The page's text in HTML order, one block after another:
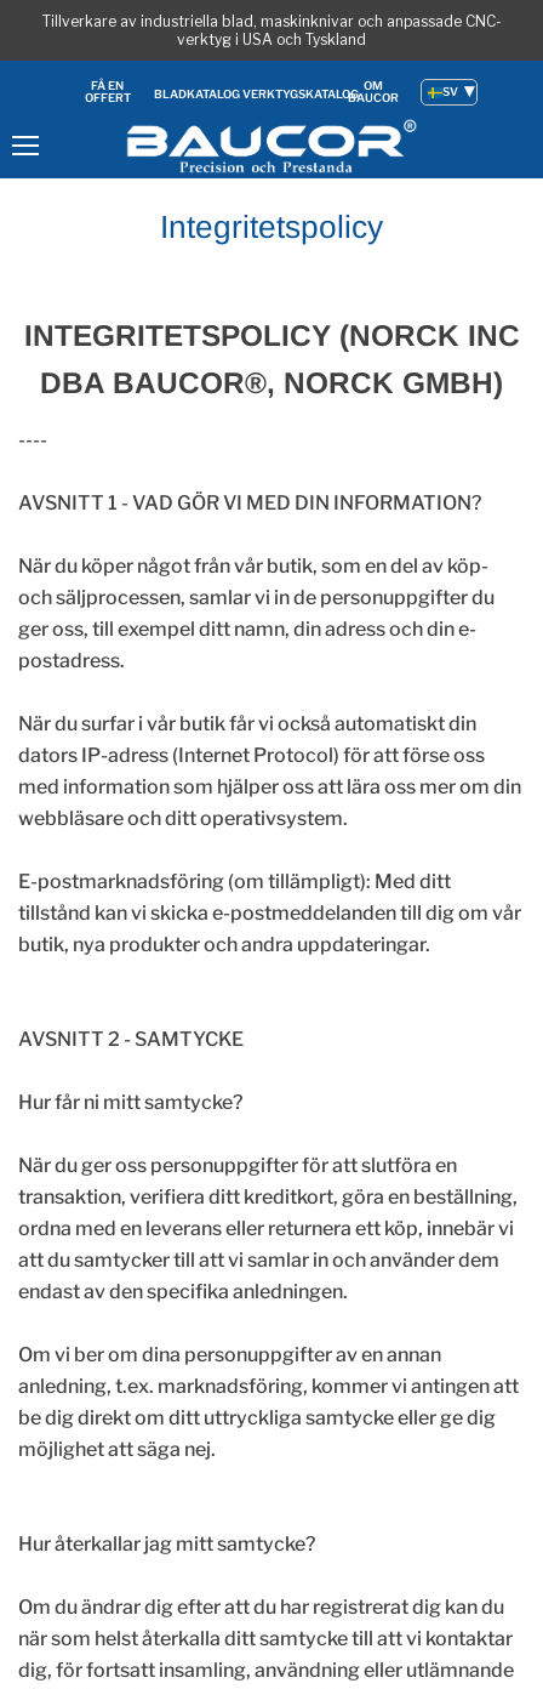
Tillverkare av industriella blad, maskinknivar och anpassade CNC-
verktyg i USA och Tyskland
FÅ EN
OFFERT
BLADKATALOG VERKTYGSKATALOG
OM
BAUCOR
SV
Integritetspolicy
INTEGRITETSPOLICY (NORCK INC
DBA BAUCOR®, NORCK GMBH)
----
AVSNITT 1 - VAD GÖR VI MED DIN INFORMATION?
När du köper något från vår butik, som en del av köp-
och säljprocessen, samlar vi in de personuppgifter du
ger oss, till exempel ditt namn, din adress och din e-
postadress.
När du surfar i vår butik får vi också automatiskt din
dators IP-adress (Internet Protocol) för att förse oss
med information som hjälper oss att lära oss mer om din
webbläsare och ditt operativsystem.
E-postmarknadsföring (om tillämpligt): Med ditt
tillstånd kan vi skicka e-postmeddelanden till dig om vår
butik, nya produkter och andra uppdateringar.
AVSNITT 2 - SAMTYCKE
Hur får ni mitt samtycke?
När du ger oss personuppgifter för att slutföra en
transaktion, verifiera ditt kreditkort, göra en beställning,
ordna med en leverans eller returnera ett köp, innebär vi
att du samtycker till att vi samlar in och använder dem
endast av den specifika anledningen.
Om vi ber om dina personuppgifter av en annan
anledning, t.ex. marknadsföring, kommer vi antingen att
be dig direkt om ditt uttryckliga samtycke eller ge dig
möjlighet att säga nej.
Hur återkallar jag mitt samtycke?
Om du ändrar dig efter att du har registrerat dig kan du
när som helst återkalla ditt samtycke till att vi kontaktar
dig, för fortsatt insamling, användning eller utlämnande